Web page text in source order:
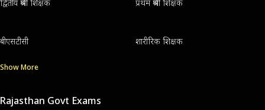
द्वितीय श्रेणी शिक्षक प्रथम श्रेणी शिक्षक
बीएसटीसी शारीरिक शिक्षक
Show More
Rajasthan Govt Exams